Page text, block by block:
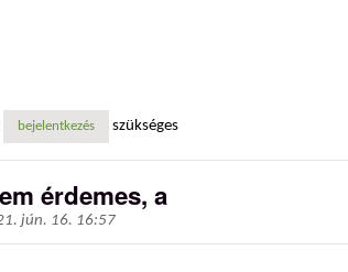
bejelentkezés szükséges
érdemes, a
jún. 16. 16:57